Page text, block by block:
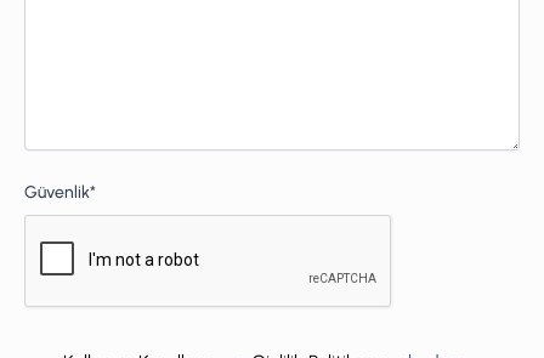
Güvenlik*